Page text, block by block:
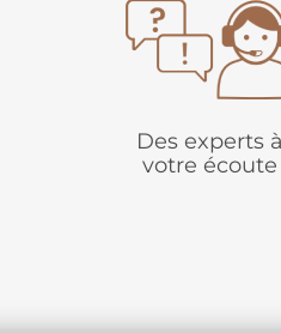
Des experts à
votre écoute